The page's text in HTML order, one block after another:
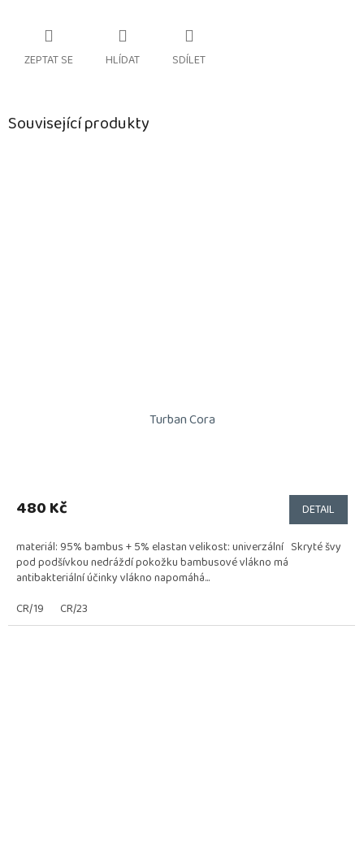
ZEPTAT SE HLÍDAT SDÍLET
Související produkty
Turban Cora
produktu
z
5
hvězdiček.
480 Kč DETAIL
materiál: 95% bambus + 5% elastan velikost: univerzální Skryté švy
pod podšívkou nedráždí pokožku bambusové vlákno má
antibakteriální účinky vlákno napomáhá...
CR/19
CR/23